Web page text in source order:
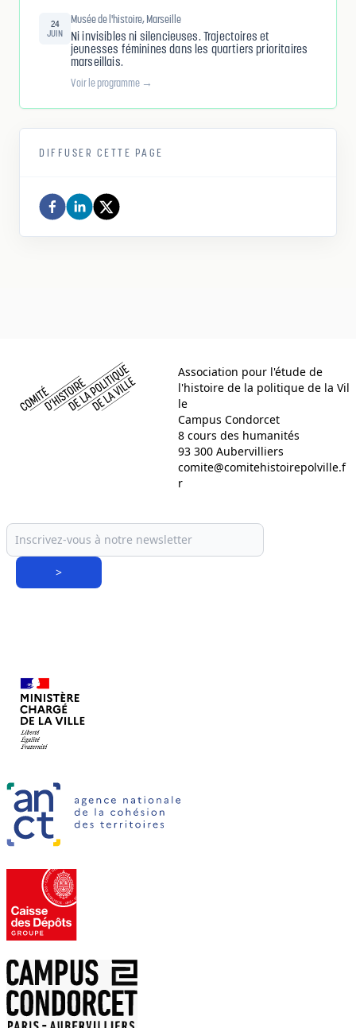
24
JUIN
Musée de l'histoire, Marseille
Ni invisibles ni silencieuses. Trajectoires et
jeunesses féminines dans les quartiers prioritaires
marseillais.
Voir le programme →
DIFFUSER CETTE PAGE
Association pour l'étude de
l'histoire de la politique de la Vil
le
Campus Condorcet
8 cours des humanités
93 300 Aubervilliers
comite@comitehistoirepolville.f
r
>